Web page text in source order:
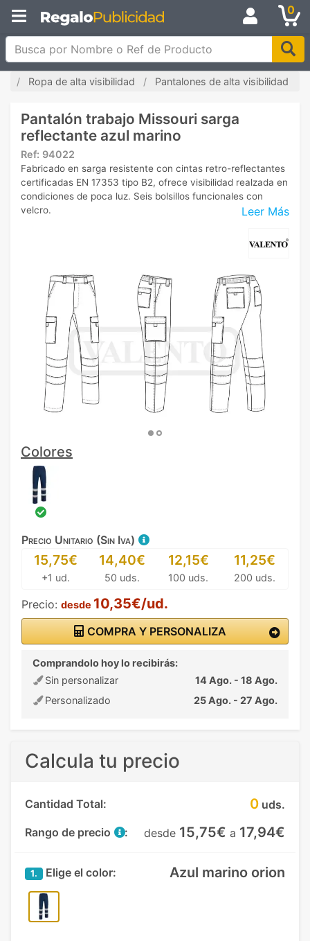
0
Busca por Nombre o Ref de Producto
Ropa de alta visibilidad Pantalones de alta visibilidad
Pantalón trabajo Missouri sarga
reflectante azul marino
Ref: 94022
Leer Más
Fabricado en sarga resistente con cintas retro-reflectantes
certificadas EN 17353 tipo B2, ofrece visibilidad realzada en
condiciones de poca luz. Seis bolsillos funcionales con
velcro.
Colores
Precio Unitario (Sin Iva)
15,75€
+1 ud.
14,40€
50 uds.
12,15€
100 uds.
11,25€
200 uds.
Precio: desde 10,35€/ud.
COMPRA Y PERSONALIZA
Comprandolo hoy lo recibirás:
Sin personalizar
14 Ago. - 18 Ago.
Personalizado
25 Ago. - 27 Ago.
Calcula tu precio
Cantidad Total: 0 uds.
Rango de precio
: desde 15,75€ a 17,94€
1. Elige el color: Azul marino orion